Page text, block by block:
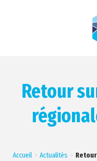
Retour
Accueil Actualités